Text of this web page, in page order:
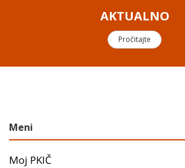
AKTUALNO
Pročitajte
Meni
Moj PKIČ